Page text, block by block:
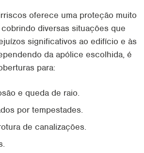
oferece uma proteção muito
diversas situações que
significativos ao edifício e às
da apólice escolhida, é
para:
e queda de raio.
por tempestades.
de canalizações.